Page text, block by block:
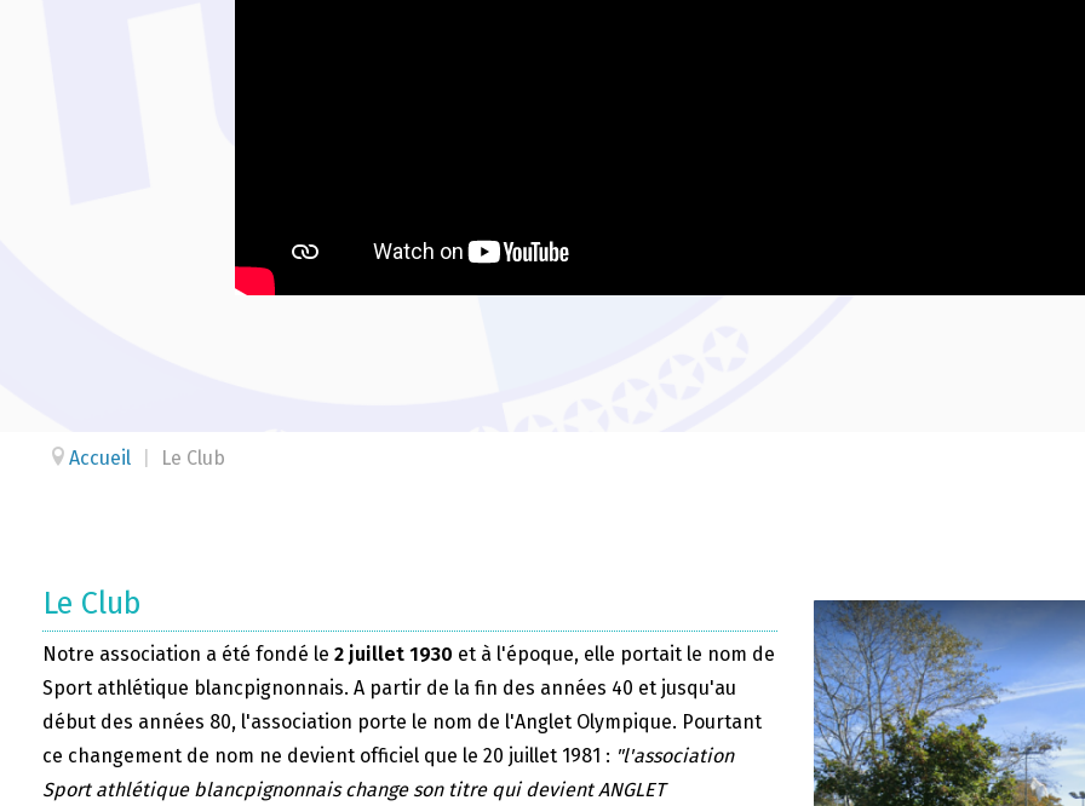
Accueil Le Club
Le Club
Notre association a été fondé le 2 juillet 1930 et à l'époque, elle portait le nom de
Sport athlétique blancpignonnais. A partir de la fin des années 40 et jusqu'au
début des années 80, l'association porte le nom de l'Anglet Olympique. Pourtant
ce changement de nom ne devient officiel que le 20 juillet 1981 : "l'association
Sport athlétique blancpignonnais change son titre qui devient ANGLET